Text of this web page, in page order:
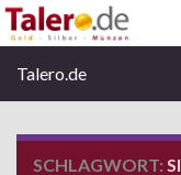
Talero.de
SCHLAGWORT: